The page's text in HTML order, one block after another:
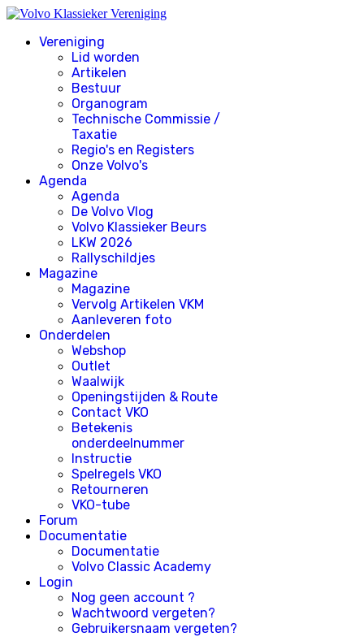
Vereniging
Lid worden
Artikelen
Bestuur
Organogram
Technische Commissie /
Taxatie
Regio's en Registers
Onze Volvo's
Agenda
Agenda
De Volvo Vlog
Volvo Klassieker Beurs
LKW 2026
Rallyschildjes
Magazine
Magazine
Vervolg Artikelen VKM
Aanleveren foto
Onderdelen
Webshop
Outlet
Waalwijk
Openingstijden & Route
Contact VKO
Betekenis
onderdeelnummer
Instructie
Spelregels VKO
Retourneren
VKO-tube
Forum
Documentatie
Documentatie
Volvo Classic Academy
Login
Nog geen account ?
Wachtwoord vergeten?
Gebruikersnaam vergeten?